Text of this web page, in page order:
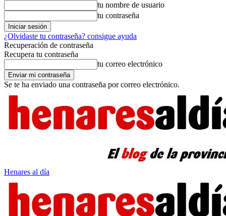
tu nombre de usuario
tu contraseña
¿Olvidaste tu contraseña? consigue ayuda
Recuperación de contraseña
Recupera tu contraseña
tu correo electrónico
Se te ha enviado una contraseña por correo electrónico.
Henares al día